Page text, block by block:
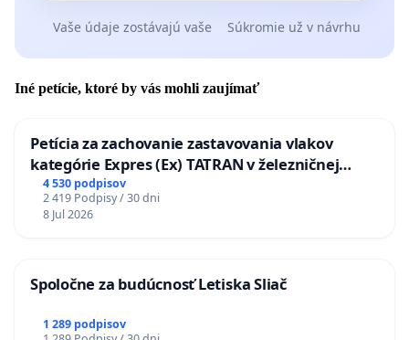
Vaše údaje zostávajú vaše Súkromie už v návrhu
Iné petície, ktoré by vás mohli zaujímať
Petícia za zachovanie zastavovania vlakov
kategórie Expres (Ex) TATRAN v železničnej
stanici Púchov
4 530 podpisov
2 419 Podpisy / 30 dni
8 Jul 2026
Spoločne za budúcnosť Letiska Sliač
1 289 podpisov